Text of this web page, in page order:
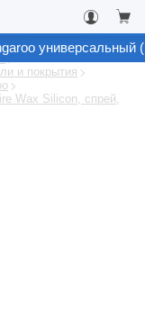
и покрытия
Wax Silicon, спрей,
универсальный